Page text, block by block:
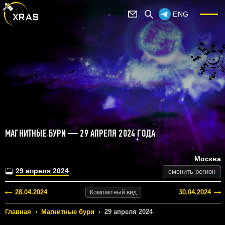
ENG
МАГНИТНЫЕ БУРИ — 29 АПРЕЛЯ 2024 ГОДА
29 апреля 2024
Москва
сменить регион
28.04.2024 Компактный вид 30.04.2024
Главная › Магнитные бури › 29 апреля 2024